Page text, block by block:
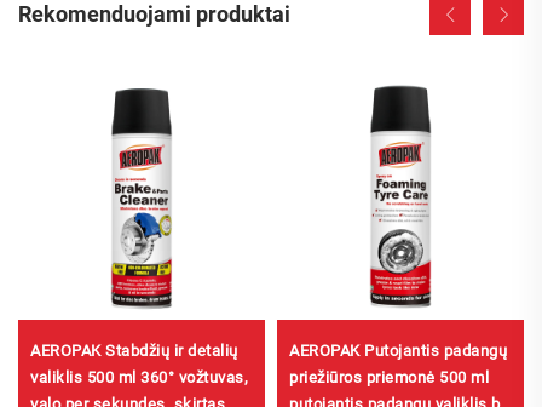
Rekomenduojami produktai
AEROPAK Stabdžių ir detalių
valiklis 500 ml 360° vožtuvas,
AEROPAK Putojantis padangų
priežiūros priemonė 500 ml